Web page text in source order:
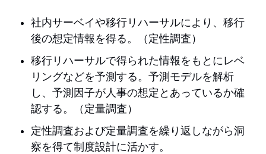
社内サーベイや移行リハーサルにより、移行
後の想定情報を得る。（定性調査）
移行リハーサルで得られた情報をもとにレベ
リングなどを予測する。予測モデルを解析
し、予測因子が人事の想定とあっているか確
認する。（定量調査）
定性調査および定量調査を繰り返しながら洞
察を得て制度設計に活かす。